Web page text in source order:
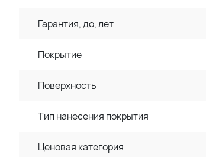
Гарантия, до, лет
Покрытие
Поверхность
Тип нанесения покрытия
Ценовая категория